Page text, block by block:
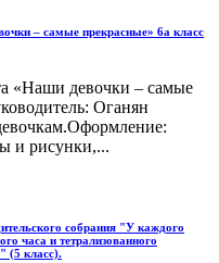
– самые прекрасные» 6а класс
«Наши девочки – самые
Оганян
и рисунки,...
собрания "У каждого
часа и тетрализованного
(5 класс).